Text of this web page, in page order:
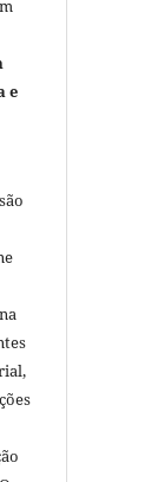
e